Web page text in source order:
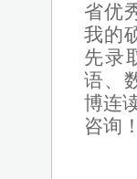
省优
我的
先录
语、
博连
咨询